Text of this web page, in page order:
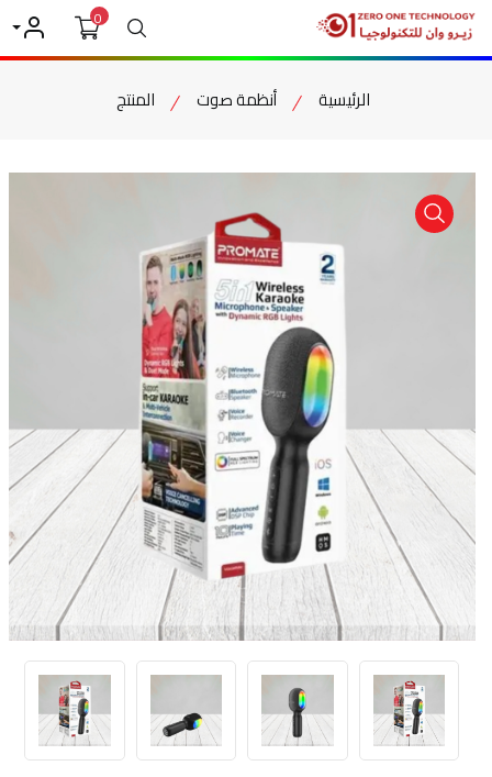
بحث0
حسابي
الرئيسية أنظمة صوت المنتج
item view